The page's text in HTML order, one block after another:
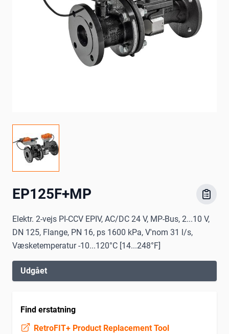
EP125F+MP
Elektr. 2-vejs PI-CCV EPIV, AC/DC 24 V, MP-Bus, 2...10 V,
DN 125, Flange, PN 16, ps 1600 kPa, V'nom 31 l/s,
Væsketemperatur -10...120°C [14...248°F]
Udgået
Find erstatning
RetroFIT+ Product Replacement Tool